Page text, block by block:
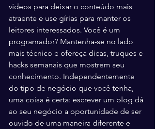
vídeos para deixar o conteúdo mais
atraente e use gírias para manter os
leitores interessados. Você é um
programador? Mantenha-se no lado
mais técnico e ofereça dicas, truques e
hacks semanais que mostrem seu
conhecimento. Independentemente
do tipo de negócio que você tenha,
uma coisa é certa: escrever um blog dá
ao seu negócio a oportunidade de ser
ouvido de uma maneira diferente e